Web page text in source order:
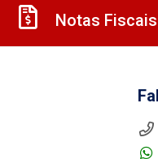
Notas Fiscais